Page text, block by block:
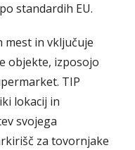
standardih EU.
mest in vključuje
objekte, izposojo
TIP
lokacij in
svojega
za tovornjake